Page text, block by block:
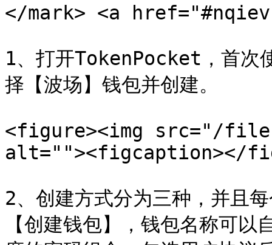
</mark> <a
1、打开TokenPocket，首次
择【波场】钱包并创建。
<figure><img src="/files/
alt=""><figcaption></
2、创建方式分为三种，并且
【创建钱包】，钱包名称可